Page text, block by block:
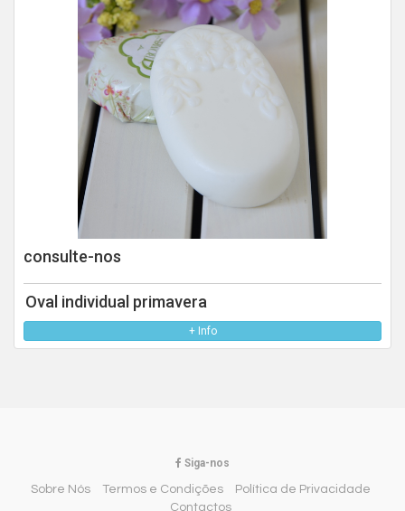
consulte-nos
Oval individual primavera
+ Info
Siga-nos
Sobre Nós Termos e Condições
Política de Privacidade
Contactos